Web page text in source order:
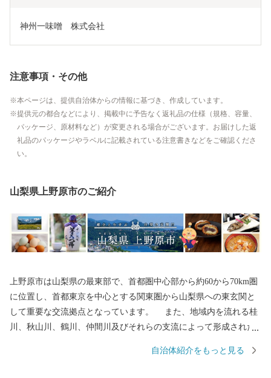
神州一味噌　株式会社
注意事項・その他
本ページは、提供自治体からの情報に基づき、作成しています。
提供元の都合などにより、掲載中に予告なく返礼品の仕様（規格、容量、
パッケージ、原材料など）が変更される場合がございます。お届けした返
礼品のパッケージやラベルに記載されている注意書きなどをご確認くださ
い。
山梨県上野原市のご紹介
上野原市は山梨県の最東部で、首都圏中心部から約60から70km圏
に位置し、首都東京を中心とする関東圏から山梨県への東玄関と
して重要な交流拠点となっています。 また、地域内を流れる桂
川、秋山川、鶴川、仲間川及びそれらの支流によって形成された
くりだす自然環境は、日照時間が長い等様々な自然の特性に恵ま
自治体紹介をもっと見る